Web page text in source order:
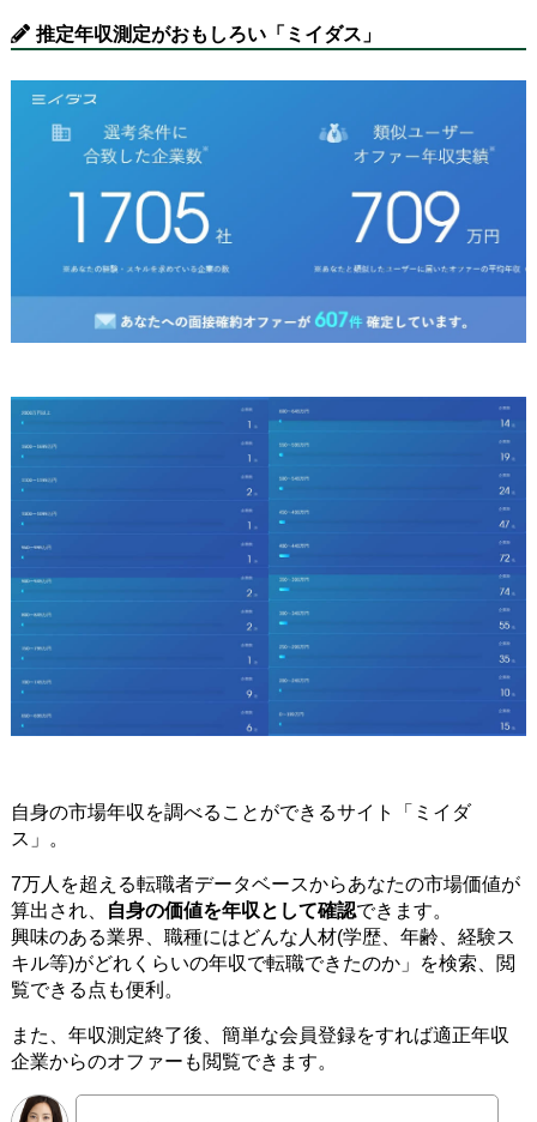
推定年収測定がおもしろい「ミイダス」
自身の市場年収を調べることができるサイト「ミイダ
ス」。
7万人を超える転職者データベースからあなたの市場価値が
算出され、
自身の価値を年収として確認できます。
興味のある業界、職種にはどんな人材(学歴、年齢、経験ス
キル等)がどれくらいの年収で転職できたのか」を検索、閲
覧できる点も便利。
また、年収測定終了後、簡単な会員登録をすれば適正年収
企業からのオファーも閲覧できます。